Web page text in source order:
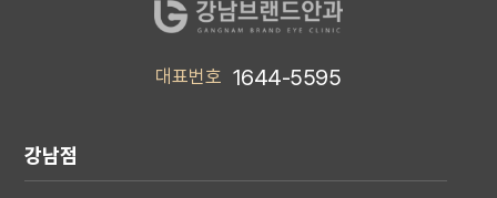
대표번호 1644-5595
강남점